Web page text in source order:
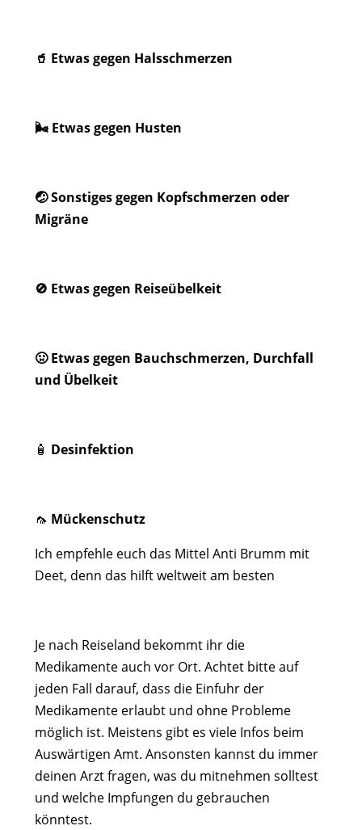
🥤 Etwas gegen Halsschmerzen
🌬️ Etwas gegen Husten
🤕 Sonstiges gegen Kopfschmerzen oder
Migräne
🚫 Etwas gegen Reiseübelkeit
🤢 Etwas gegen Bauchschmerzen, Durchfall
und Übelkeit
🧴 Desinfektion
🦟 Mückenschutz
Ich empfehle euch das Mittel Anti Brumm mit
Deet, denn das hilft weltweit am besten
Je nach Reiseland bekommt ihr die
Medikamente auch vor Ort. Achtet bitte auf
jeden Fall darauf, dass die Einfuhr der
Medikamente erlaubt und ohne Probleme
möglich ist. Meistens gibt es viele Infos beim
Auswärtigen Amt. Ansonsten kannst du immer
deinen Arzt fragen, was du mitnehmen solltest
und welche Impfungen du gebrauchen
könntest.